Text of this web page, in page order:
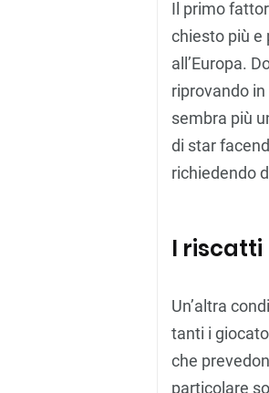
Il primo
chiesto più e
all’Europa.
riprovando
sembra più
di star
richiedendo
I riscatti
Un’altra
tanti i
che
particolare